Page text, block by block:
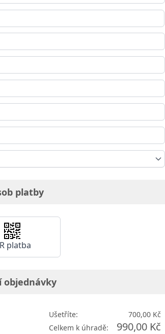
platby
platba
objednávky
Ušetříte:
700,00 Kč
Celkem k úhradě:
990,00 Kč